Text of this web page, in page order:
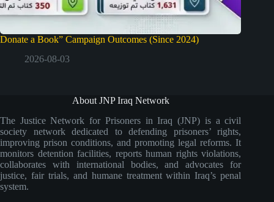
Donate a Book” Campaign Outcomes (Since 2024)
2026-08-03
About JNP Iraq Network
The Justice Network for Prisoners in Iraq (JNP) is a civil
society network dedicated to defending prisoners’ rights,
improving prison conditions, and promoting legal reforms. It
monitors detention facilities, reports human rights violations,
collaborates with international bodies, and advocates for
justice, fair trials, and humane treatment within Iraq’s penal
system.